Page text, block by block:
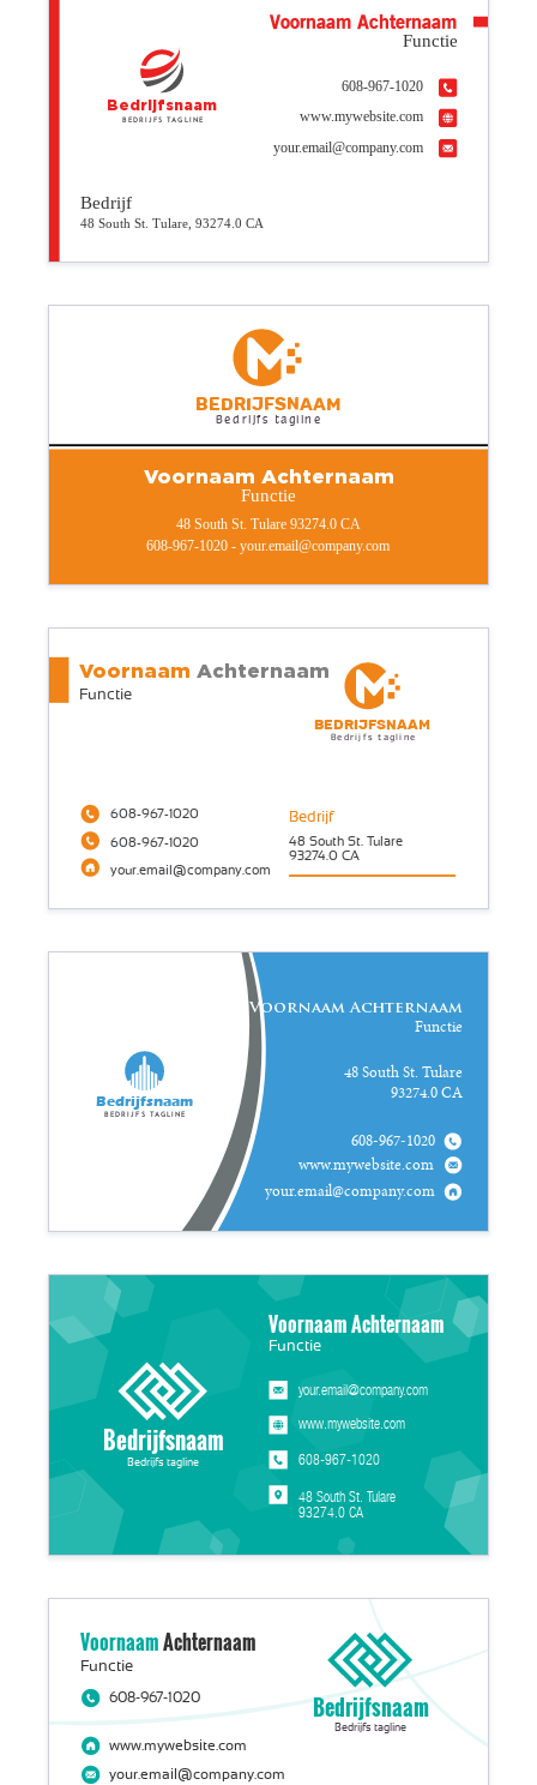
Bedrijf
48 South St. Tulare, 93274.0 CA
www.mywebsite.com
your.email@company.com
Functie
608-967-1020
Voornaam Achternaam
Bedrijfsnaam
Bedrijfs tagline
48 South St. Tulare 93274.0 CA
608-967-1020 - your.email@company.com
Voornaam Achternaam
Functie
Bedrijfsnaam
Bedrijfs tagline
48 South St. Tulare
93274.0 CA
Bedrijf
608-967-1020
608-967-1020
your.email@company.com
Functie
VoornaamAchternaam
Bedrijfsnaam
Bedrijfs tagline
Functie
Voornaam Achternaam
608-967-1020
www.mywebsite.com
your.email@company.com
48 South St. Tulare
93274.0 CA
Bedrijfsnaam
Bedrijfs tagline
608-967-1020
48 South St. Tulare
93274.0 CA
www.mywebsite.com
Functie
your.email@company.com
Voornaam Achternaam
Bedrijfsnaam
Bedrijfs tagline
Bedrijfsnaam
Bedrijfs tagline
your.email@company.com
608-967-1020
www.mywebsite.com
Functie
VoornaamAchternaam